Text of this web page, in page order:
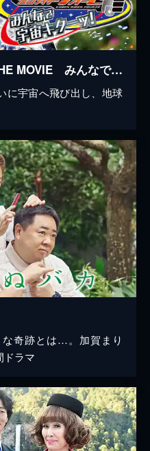
仮面ライダーフォーゼ THE MOVIE みんなで宇宙キターッ！
に宇宙へ飛び出し、地球
奇跡とは…。加賀まり
ドラマ